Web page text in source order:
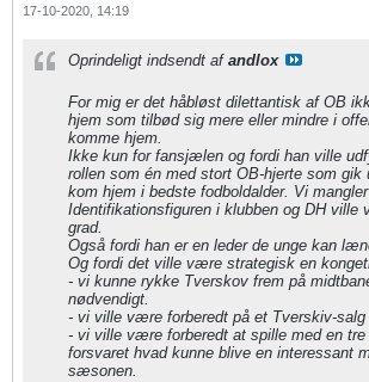
17-10-2020, 14:19
Oprindeligt indsendt af andlox
For mig er det håbløst dilettantisk af OB
hjem som tilbød sig mere eller mindre i
komme hjem.
​​​​​​Ikke kun for fansjælen og fordi han ville
rollen som én med stort OB-hjerte som gik
kom hjem i bedste fodboldalder. Vi mangler
Identifikationsfiguren i klubben og DH
grad.
Også fordi han er en leder de unge kan
Og fordi det ville være strategisk en
- vi kunne rykke Tverskov frem på
nødvendigt.
- vi ville være forberedt på et Tverskiv-salg
- vi ville være forberedt at spille med en
forsvaret hvad kunne blive en interessant
sæsonen.